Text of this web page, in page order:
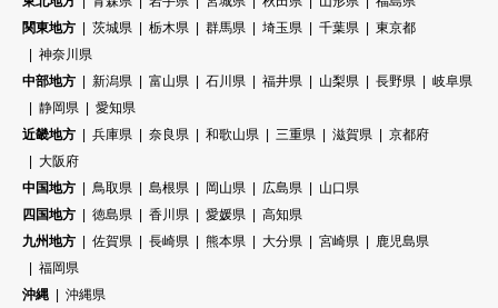
関東地方
茨城県 栃木県 群馬県 埼玉県 千葉県
東京都
神奈川県
中部地方
新潟県 富山県 石川県 福井県 山梨県 長野県
岐阜県
静岡県
愛知県
近畿地方
兵庫県 奈良県 和歌山県 三重県 滋賀県
京都府
大阪府
中国地方
鳥取県 島根県 岡山県 広島県
山口県
四国地方
徳島県 香川県 愛媛県
高知県
九州地方
佐賀県 長崎県 熊本県 大分県 宮崎県
鹿児島県
福岡県
沖縄
沖縄県